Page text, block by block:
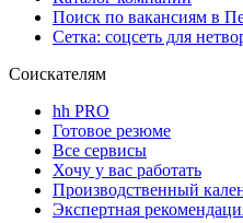
Поиск по вакансиям в
Сетка: соцсеть для
Соискателям
hh PRO
Готовое резюме
Все сервисы
Хочу у вас работать
Производственный
Экспертная